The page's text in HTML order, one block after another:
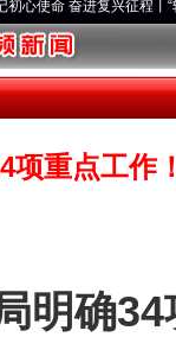
程丨“转折之城”激荡..·[
项重点工作
确34